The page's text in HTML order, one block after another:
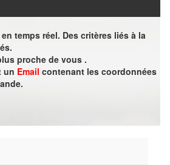
temps réel. Des critères liés à la
proche de vous .
un Email contenant les coordonnées